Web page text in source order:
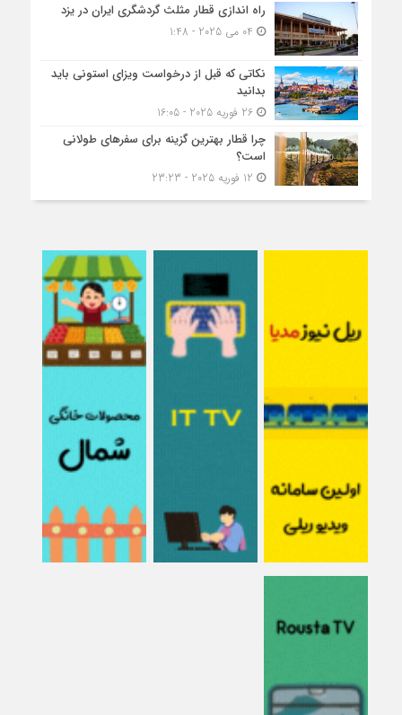
راه اندازی قطار مثلث گردشگری ایران در یزد
نکاتی که قبل از درخواست ویزای استونی باید
بدانید
26 فوریه 2025 - 16:05
چرا قطار بهترین گزینه برای سفرهای طولانی
است؟